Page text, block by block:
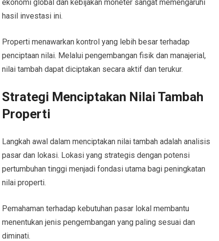
ekonomi global dan kebijakan moneter sangat memengaruhi
hasil investasi ini.
Properti menawarkan kontrol yang lebih besar terhadap
penciptaan nilai. Melalui pengembangan fisik dan manajerial,
nilai tambah dapat diciptakan secara aktif dan terukur.
Strategi Menciptakan Nilai Tambah
Properti
Langkah awal dalam menciptakan nilai tambah adalah analisis
pasar dan lokasi. Lokasi yang strategis dengan potensi
pertumbuhan tinggi menjadi fondasi utama bagi peningkatan
nilai properti.
Pemahaman terhadap kebutuhan pasar lokal membantu
menentukan jenis pengembangan yang paling sesuai dan
diminati.